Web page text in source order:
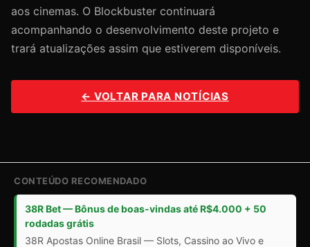
aos cinemas. O Blockbuster continuará
acompanhando o desenvolvimento deste projeto e
trará atualizações assim que estiverem disponíveis.
← VOLTAR PARA NOTÍCIAS
CONTEÚDO RECOMENDADO
38R Bet — Bônus de boas-vindas até R$4.000 + 50
rodadas grátis
38R Apostas Online Brasil — Slots, Cassino ao Vivo e